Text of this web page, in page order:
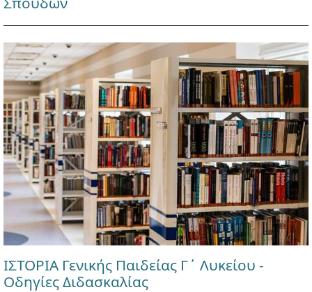
ΙΣΤΟΡΙΑ Γενικής Παιδείας Γ΄ Λυκείου -
Οδηγίες Διδασκαλίας